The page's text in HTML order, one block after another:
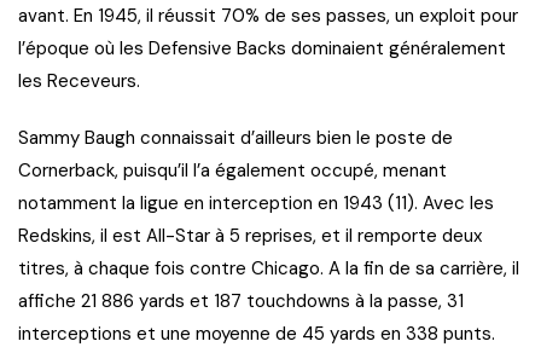
avant. En 1945, il réussit 70% de ses passes, un exploit pour
l’époque où les Defensive Backs dominaient généralement
les Receveurs.
Sammy Baugh connaissait d’ailleurs bien le poste de
Cornerback, puisqu’il l’a également occupé, menant
notamment la ligue en interception en 1943 (11). Avec les
Redskins, il est All-Star à 5 reprises, et il remporte deux
titres, à chaque fois contre Chicago. A la fin de sa carrière, il
affiche 21 886 yards et 187 touchdowns à la passe, 31
interceptions et une moyenne de 45 yards en 338 punts.